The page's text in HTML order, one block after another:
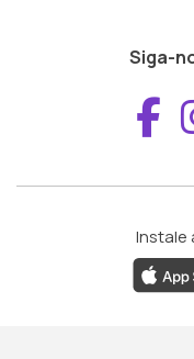
Siga-
Instale